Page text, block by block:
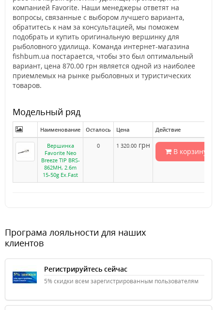
компанией Favorite. Наши менеджеры ответят на
вопросы, связанные с выбором лучшего варианта,
обратитесь к нам за консультацией, мы поможем
подобрать и купить оригинальную вершинку для
рыболовного удилища. Команда интернет-магазина
fishbum.ua постарается, чтобы это был оптимальный
вариант, цена 870.00 грн является одной из наиболее
приемлемых на рынке рыболовных и туристических
товаров.
Модельный ряд
Наименование Осталось Цена Действие
Вершинка
Favorite Neo
Breeze TIP BRS-
862MH, 2.6m
15-50g Ex.Fast
0 1 320.00 грн
В корзину
Програма лояльности для наших
клиентов
Регистрируйтесь сейчас
5% скидки всем зарегистрированным пользователям